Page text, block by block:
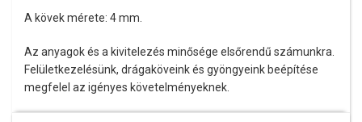
A kövek mérete: 4 mm.
Az anyagok és a kivitelezés minősége elsőrendű számunkra.
Felületkezelésünk, drágaköveink és gyöngyeink beépítése
megfelel az igényes követelményeknek.